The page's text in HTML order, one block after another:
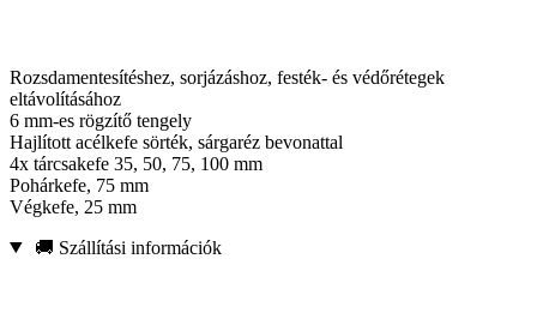
Rozsdamentesítéshez, sorjázáshoz, festék- és védőrétegek
eltávolításához
6 mm-es rögzítő tengely
Hajlított acélkefe sörték, sárgaréz bevonattal
4x tárcsakefe 35, 50, 75, 100 mm
Pohárkefe, 75 mm
Végkefe, 25 mm
🚚 Szállítási információk